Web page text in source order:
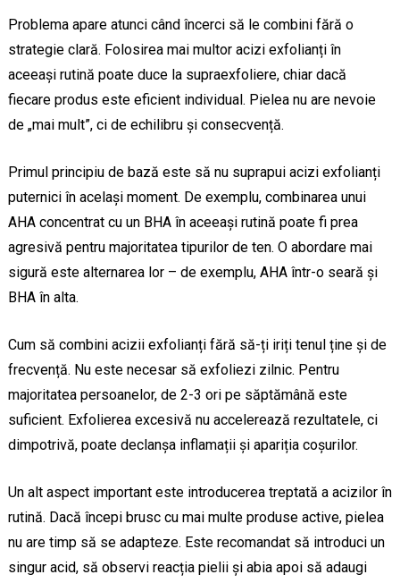
Problema apare atunci când încerci să le combini fără o
strategie clară. Folosirea mai multor acizi exfolianți în
aceeași rutină poate duce la supraexfoliere, chiar dacă
fiecare produs este eficient individual. Pielea nu are nevoie
de „mai mult”, ci de echilibru și consecvență.
Primul principiu de bază este să nu suprapui acizi exfolianți
puternici în același moment. De exemplu, combinarea unui
AHA concentrat cu un BHA în aceeași rutină poate fi prea
agresivă pentru majoritatea tipurilor de ten. O abordare mai
sigură este alternarea lor – de exemplu, AHA într-o seară și
BHA în alta.
Cum să combini acizii exfolianți fără să-ți iriți tenul ține și de
frecvență. Nu este necesar să exfoliezi zilnic. Pentru
majoritatea persoanelor, de 2-3 ori pe săptămână este
suficient. Exfolierea excesivă nu accelerează rezultatele, ci
dimpotrivă, poate declanșa inflamații și apariția coșurilor.
Un alt aspect important este introducerea treptată a acizilor în
rutină. Dacă începi brusc cu mai multe produse active, pielea
nu are timp să se adapteze. Este recomandat să introduci un
singur acid, să observi reacția pielii și abia apoi să adaugi